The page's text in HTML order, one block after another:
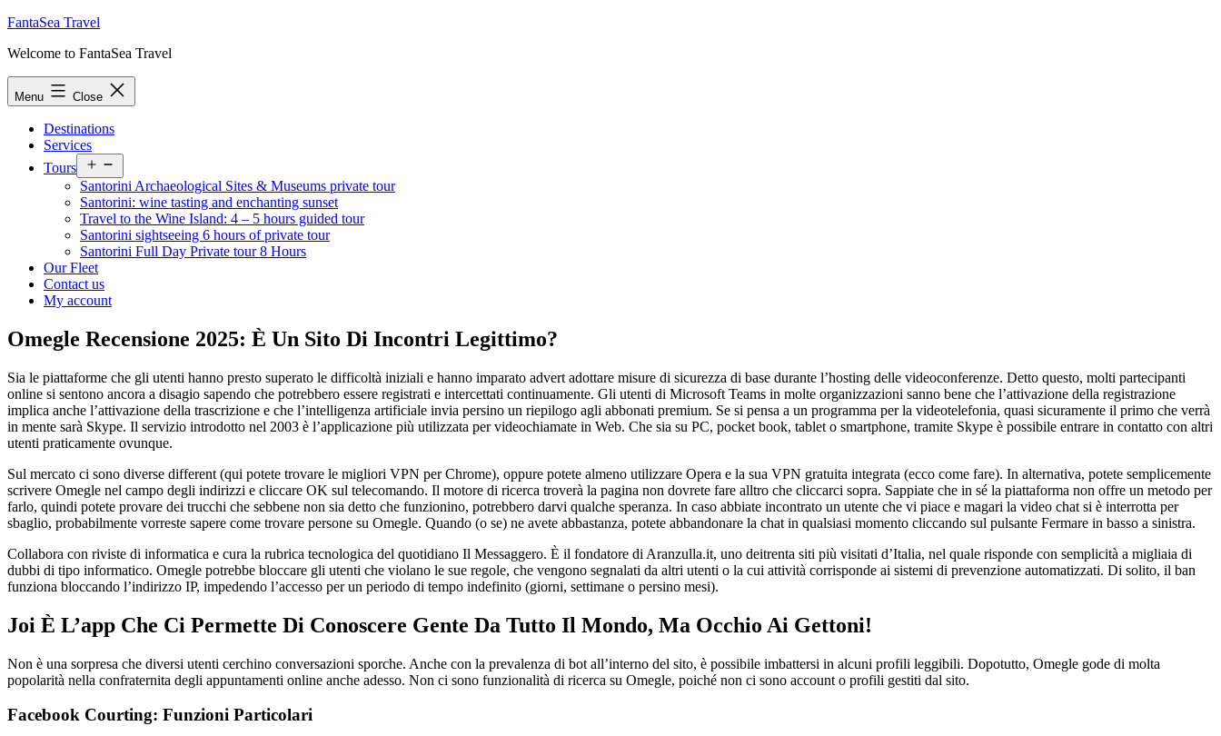
Skip
content
FantaSea Travel
Welcome to FantaSea Travel
Menu Close
Destinations
Services
Tours
menu
Santorini Archaeological Sites & Museums private tour
Santorini: wine tasting and enchanting sunset
Travel to the Wine Island: 4 – 5 hours guided tour
Santorini sightseeing 6 hours of private tour
Santorini Full Day Private tour 8 Hours
Our Fleet
Contact us
My account
Omegle Recensione 2025: È Un Sito Di Incontri Legittimo?
Sia le piattaforme che gli utenti hanno presto superato le difficoltà iniziali e hanno imparato advert adottare misure di sicurezza di base durante l’hosting delle videoconferenze. Detto questo, molti partecipanti
online si sentono ancora a disagio sapendo che potrebbero essere registrati e intercettati continuamente. Gli utenti di Microsoft Teams in molte organizzazioni sanno bene che l’attivazione della registrazione
implica anche l’attivazione della trascrizione e che l’intelligenza artificiale invia persino un riepilogo agli abbonati premium. Se si pensa a un programma per la videotelefonia, quasi sicuramente il primo che verrà
in mente sarà Skype. Il servizio introdotto nel 2003 è l’applicazione più utilizzata per videochiamate in Web. Che sia su PC, pocket book, tablet o smartphone, tramite Skype è possibile entrare in contatto con altri
utenti praticamente ovunque.
Sul mercato ci sono diverse different (qui potete trovare le migliori VPN per Chrome), oppure potete almeno utilizzare Opera e la sua VPN gratuita integrata (ecco come fare). In alternativa, potete semplicemente
scrivere Omegle nel campo degli indirizzi e cliccare OK sul telecomando. Il motore di ricerca troverà la pagina non dovrete fare alltro che cliccarci sopra. Sappiate che in sé la piattaforma non offre un metodo per
farlo, quindi potete provare dei trucchi che sebbene non sia detto che funzionino, potrebbero darvi qualche speranza. In caso abbiate incontrato un utente che vi piace e magari la video chat si è interrotta per
sbaglio, probabilmente vorreste sapere come trovare persone su Omegle. Quando (o se) ne avete abbastanza, potete abbandonare la chat in qualsiasi momento cliccando sul pulsante Fermare in basso a sinistra.
Collabora con riviste di informatica e cura la rubrica tecnologica del quotidiano Il Messaggero. È il fondatore di Aranzulla.it, uno deitrenta siti più visitati d’Italia, nel quale risponde con semplicità a migliaia di
dubbi di tipo informatico. Omegle potrebbe bloccare gli utenti che violano le sue regole, che vengono segnalati da altri utenti o la cui attività corrisponde ai sistemi di prevenzione automatizzati. Di solito, il ban
funziona bloccando l’indirizzo IP, impedendo l’accesso per un periodo di tempo indefinito (giorni, settimane o persino mesi).
Joi È L’app Che Ci Permette Di Conoscere Gente Da Tutto Il Mondo, Ma Occhio Ai Gettoni!
Non è una sorpresa che diversi utenti cerchino conversazioni sporche. Anche con la prevalenza di bot all’interno del sito, è possibile imbattersi in alcuni profili leggibili. Dopotutto, Omegle gode di molta
popolarità nella confraternita degli appuntamenti online anche adesso. Non ci sono funzionalità di ricerca su Omegle, poiché non ci sono account o profili gestiti dal sito.
Facebook Courting: Funzioni Particolari